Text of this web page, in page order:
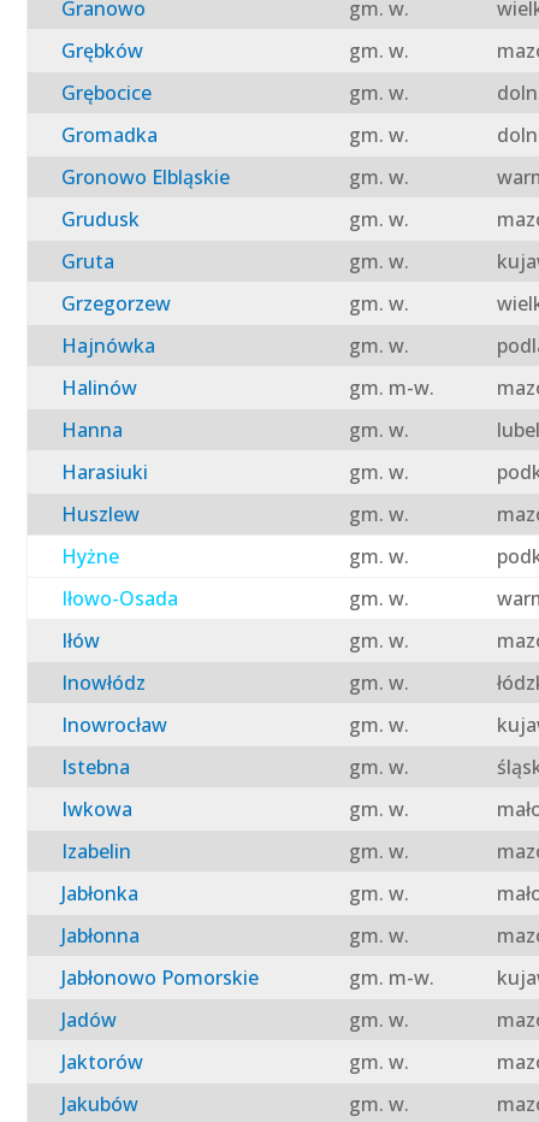
Granowo
gm. w.
Grębków
gm. w.
Grębocice
gm. w.
Gromadka
gm. w.
Gronowo Elbląskie
gm. w.
Grudusk
gm. w.
Gruta
gm. w.
Grzegorzew
gm. w.
Hajnówka
gm. w.
Halinów
gm. m-w.
Hanna
gm. w.
Harasiuki
gm. w.
Huszlew
gm. w.
Hyżne
gm. w.
Iłowo-Osada
gm. w.
Iłów
gm. w.
Inowłódz
gm. w.
Inowrocław
gm. w.
Istebna
gm. w.
Iwkowa
gm. w.
Izabelin
gm. w.
Jabłonka
gm. w.
Jabłonna
gm. w.
Jabłonowo Pomorskie
gm. m-w.
Jadów
gm. w.
Jaktorów
gm. w.
Jakubów
gm. w.